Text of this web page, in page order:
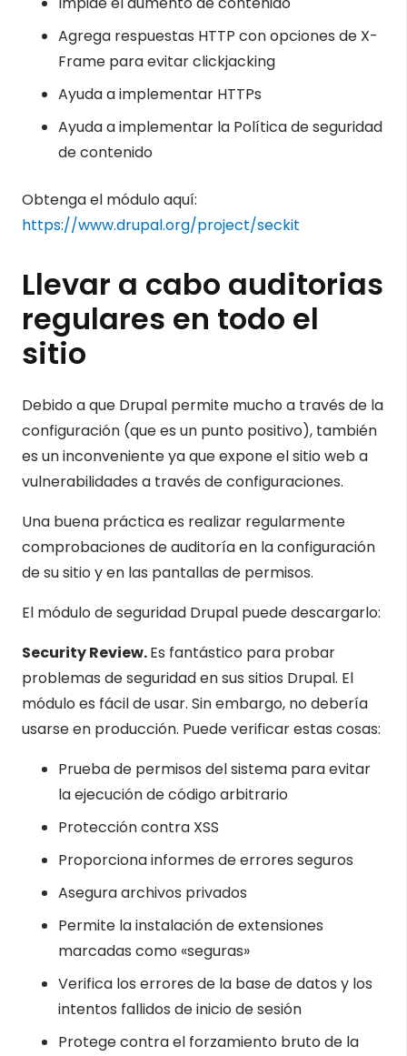
Agrega respuestas HTTP con opciones de X-
Frame para evitar clickjacking
Ayuda a implementar HTTPs
Ayuda a implementar la Política de seguridad
de contenido
Obtenga el módulo aquí:
https://www.drupal.org/project/seckit
Llevar a cabo auditorias
regulares en todo el
sitio
Debido a que Drupal permite mucho a través de la
configuración (que es un punto positivo), también
es un inconveniente ya que expone el sitio web a
vulnerabilidades a través de configuraciones.
Una buena práctica es realizar regularmente
comprobaciones de auditoría en la configuración
de su sitio y en las pantallas de permisos.
El módulo de seguridad Drupal puede descargarlo:
Security Review.Es fantástico para probar
problemas de seguridad en sus sitios Drupal. El
módulo es fácil de usar. Sin embargo, no debería
usarse en producción. Puede verificar estas cosas:
Prueba de permisos del sistema para evitar
la ejecución de código arbitrario
Protección contra XSS
Proporciona informes de errores seguros
Asegura archivos privados
Permite la instalación de extensiones
marcadas como «seguras»
Verifica los errores de la base de datos y los
intentos fallidos de inicio de sesión
Protege contra el forzamiento bruto de la